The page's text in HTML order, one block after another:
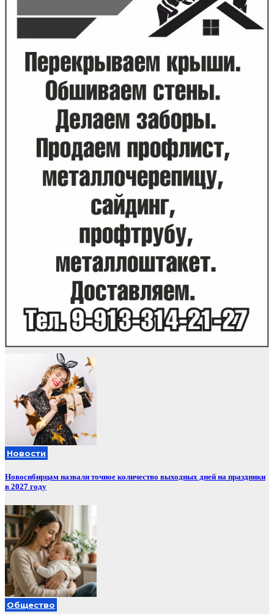
Новости
Новосибирцам назвали точное количество выходных дней на праздники
в 2027 году
Общество